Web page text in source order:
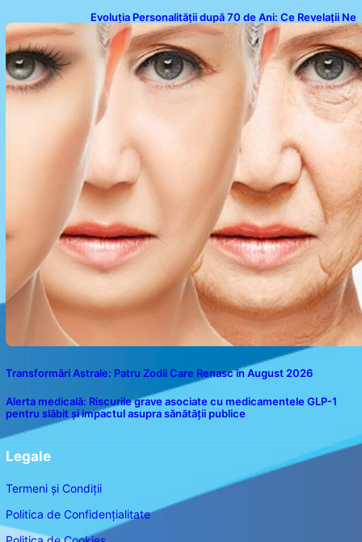
Evoluția Personalității după 70 de Ani: Ce Revelații Ne
Oferă Studiile Psihologice
Transformări Astrale: Patru Zodii Care Renasc în August 2026
Alerta medicală: Riscurile grave asociate cu medicamentele GLP-1
pentru slăbit și impactul asupra sănătății publice
Legale
Termeni și Condiții
Politica de Confidențialitate